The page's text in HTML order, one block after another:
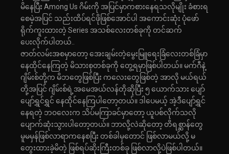
မိနေပြီး Among Us ဂိမ်းကို အပြင်မှာကစားနေရသလိုမျိုး ခံစားရ
စေမဲ့အပြင် သည်းထိပ်ရင်ဖိုဖြစ်အောင်ပါ အကောင်းဆုံး ပုံဖော်
ရိုက်ကူးထားတဲ့ Series အသစ်လေးတစ်ခုကို တင်ဆက်
ပေးလိုက်ပါတယ်..
ဇာတ်လမ်းအစမှာတော့ အေးချမ်းတဲ့မွေးမြူရေးခြံလေးတစ်ခြံမှာ
နေထိုင်နေကြတဲ့ မိသားစုတစ်ခုကို တွေ့ရမှာဖြစ်ပါတယ်။ မက်ဂီနဲ့
ဂျိမ်းစ်တို့က မိဘတွေဖြစ်ပြီး ကလေးတွေဖြစ်တဲ့ အာလို မယ်ရယ်
တို့အပြင် ဂျိမ်းစ်ရဲ့အမေအယ်လန်တိုဆိုပြီး ၅ ယောက်သား ပျော်
ပျော်ရွှင်ရွှင် နေထိုင်နေကြပါတော့တယ်။ ဒါပေမယ့် အဲ့ဒီပျော်ရွှင်
နေရတဲ့ ဘ၀လေးက သိပ်မကြာခင်မှာတော့ ယူပစ်လိုက်သလို
ပျောက်ဆုံးသွားပါတော့တယ်။ ဘာလို့လဲဆိုတော့ တိရစ္ဆာန်တွေ
မူမမှန်ဖြစ်လာရာကနေစပြီး တစ်ခါမှတောင် ဖြစ်လာမယ်လို့ မ
တွေးထားခဲ့မိတဲ့ ဖြစ်ရပ်ဆိုးကြီးတစ်ခု ဖြစ်လာလို့ပဲဖြစ်ပါတယ်။